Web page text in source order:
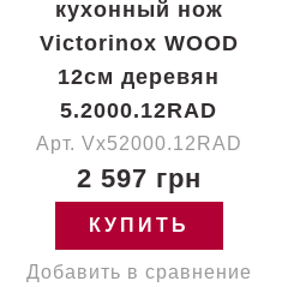
кухонный нож
Victorinox WOOD
12см деревян
5.2000.12RAD
Арт. Vx52000.12RAD
2 597 грн
КУПИТЬ
Добавить в сравнение